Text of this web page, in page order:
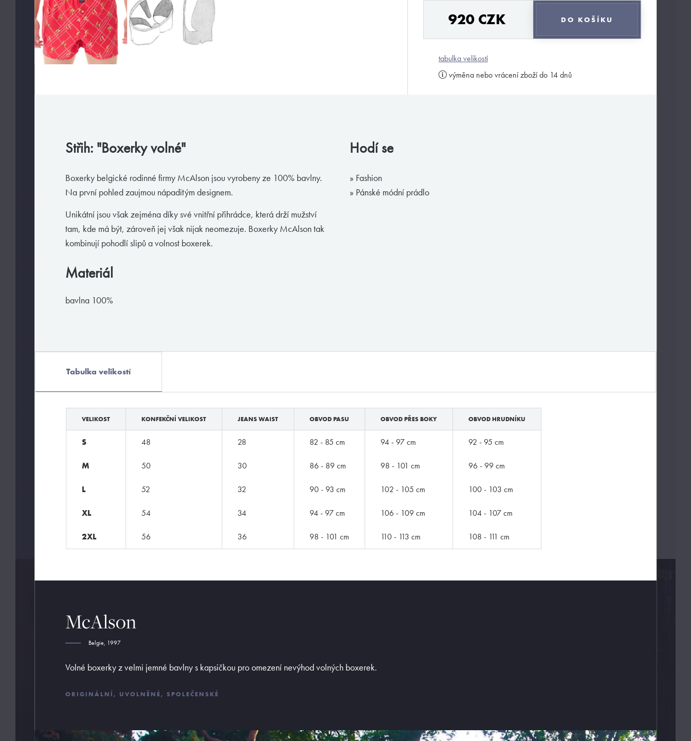
920 CZK DO KOŠÍKU
tabulka velikostí
výměna nebo vrácení zboží do 14 dnů
Střih: "Boxerky volné"
Boxerky belgické rodinné firmy McAlson jsou vyrobeny ze 100% bavlny.
Na první pohled zaujmou nápaditým designem.
Unikátní jsou však zejména díky své vnitřní přihrádce, která drží mužství
tam, kde má být, zároveň jej však nijak neomezuje. Boxerky McAlson tak
kombinují pohodlí slipů a volnost boxerek.
Materiál
bavlna 100%
Hodí se
» Fashion
» Pánské módní prádlo
Tabulka velikostí
VELIKOST KONFEKČNÍ VELIKOST JEANS WAIST OBVOD PASU OBVOD PŘES BOKY OBVOD HRUDNÍKU
S 48 28 82 - 85 cm 94 - 97 cm 92 - 95 cm
M 50 30 86 - 89 cm 98 - 101 cm 96 - 99 cm
L 52 32 90 - 93 cm 102 - 105 cm 100 - 103 cm
XL 54 34 94 - 97 cm 106 - 109 cm 104 - 107 cm
2XL 56 36 98 - 101 cm 110 - 113 cm 108 - 111 cm
McAlson
Belgie, 1997
Volné boxerky z velmi jemné bavlny s kapsičkou pro omezení nevýhod volných boxerek.
ORIGINÁLNÍ, UVOLNĚNÉ, SPOLEČENSKÉ
Slipy
Tanga, jocky
Legíny a body
Trika, tilka
VAŠE PREFERENCE
Jen předobjednávky
VELIKOSTI
M XL
MATERIÁLY
HODÍ SE
Pánské módní prádlo